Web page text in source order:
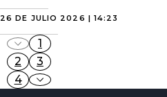
26 DE JULIO 2026 | 14:23
1
2
3
4